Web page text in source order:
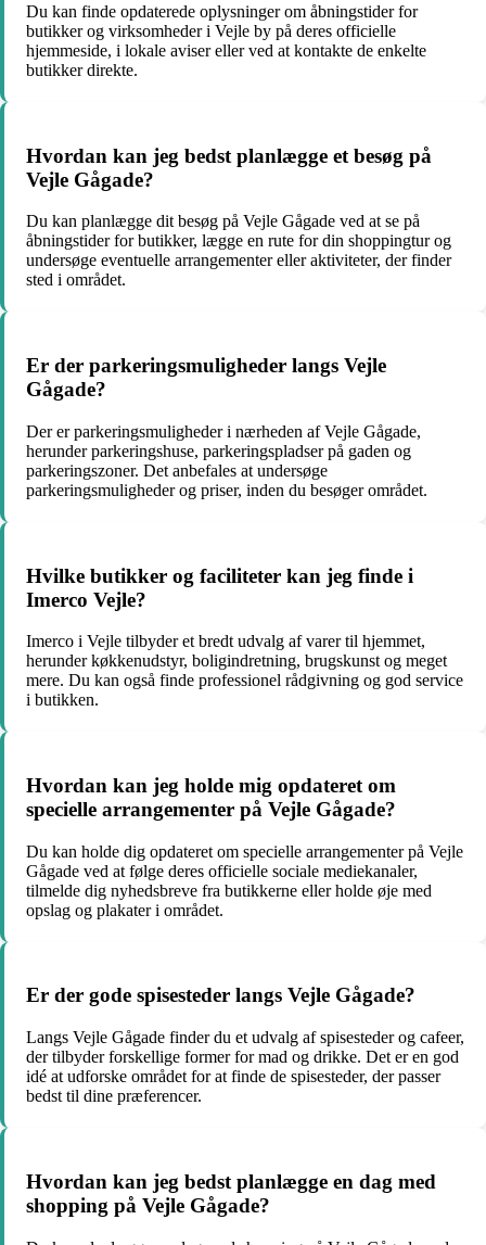
Du kan finde opdaterede oplysninger om åbningstider for
butikker og virksomheder i Vejle by på deres officielle
hjemmeside, i lokale aviser eller ved at kontakte de enkelte
butikker direkte.
Hvordan kan jeg bedst planlægge et besøg på
Vejle Gågade?
Du kan planlægge dit besøg på Vejle Gågade ved at se på
åbningstider for butikker, lægge en rute for din shoppingtur og
undersøge eventuelle arrangementer eller aktiviteter, der finder
sted i området.
Er der parkeringsmuligheder langs Vejle
Gågade?
Der er parkeringsmuligheder i nærheden af Vejle Gågade,
herunder parkeringshuse, parkeringspladser på gaden og
parkeringszoner. Det anbefales at undersøge
parkeringsmuligheder og priser, inden du besøger området.
Hvilke butikker og faciliteter kan jeg finde i
Imerco Vejle?
Imerco i Vejle tilbyder et bredt udvalg af varer til hjemmet,
herunder køkkenudstyr, boligindretning, brugskunst og meget
mere. Du kan også finde professionel rådgivning og god service
i butikken.
Hvordan kan jeg holde mig opdateret om
specielle arrangementer på Vejle Gågade?
Du kan holde dig opdateret om specielle arrangementer på Vejle
Gågade ved at følge deres officielle sociale mediekanaler,
tilmelde dig nyhedsbreve fra butikkerne eller holde øje med
opslag og plakater i området.
Er der gode spisesteder langs Vejle Gågade?
Langs Vejle Gågade finder du et udvalg af spisesteder og cafeer,
der tilbyder forskellige former for mad og drikke. Det er en god
idé at udforske området for at finde de spisesteder, der passer
bedst til dine præferencer.
Hvordan kan jeg bedst planlægge en dag med
shopping på Vejle Gågade?